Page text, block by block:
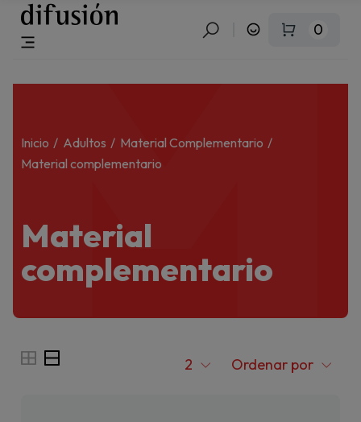
0
Inicio Adultos
Material Complementario
Material complementario
Material
complementario
2 Ordenar por